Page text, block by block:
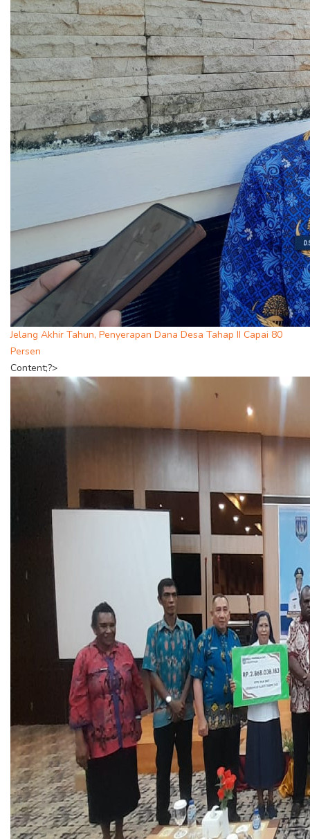
Jelang Akhir Tahun, Penyerapan Dana Desa Tahap II Capai 80
Persen
Content;?>